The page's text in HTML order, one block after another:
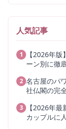
人気記事
1
【2026年
ーン別に徹
2 名古屋のパ
社仏閣の完
3
【2026年
カップルに